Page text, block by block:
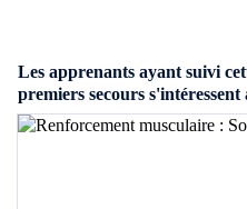
Les apprenants ayant suivi
premiers secours s'intéressent